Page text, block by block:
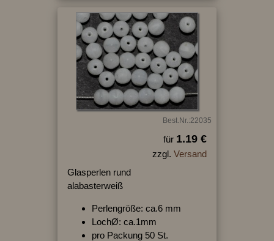
Best.Nr.:22035
für 1.19 €
zzgl. Versand
Glasperlen rund
alabasterweiß
Perlengröße: ca.6 mm
LochØ: ca.1mm
pro Packung 50 St.